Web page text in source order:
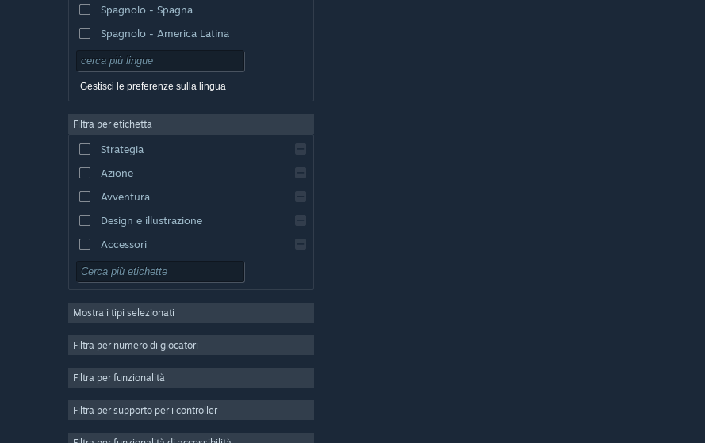
Spagnolo - Spagna
Spagnolo - America Latina
Gestisci le preferenze sulla lingua
Filtra per etichetta
Strategia
Azione
Avventura
Design e illustrazione
Accessori
Free-to-Play
Multigiocatore di massa
Simulazione
Mostra i tipi selezionati
Filtra per numero di giocatori
Filtra per funzionalità
Filtra per supporto per i controller